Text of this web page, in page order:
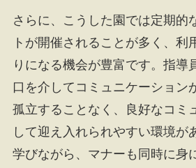
さらに、こうした園では定期的
トが開催されることが多く、利
りになる機会が豊富です。指導
口を介してコミュニケーション
孤立することなく、良好なコミ
して迎え入れられやすい環境が
学びながら、マナーも同時に身